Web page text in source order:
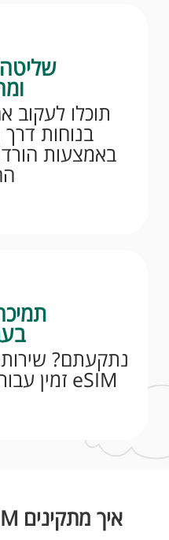
תוכלו לעקוב
בנוחות
eSIM זמין עבורכם בעברית 24/7
איך מתקינים eSIM לפני הטיסה?